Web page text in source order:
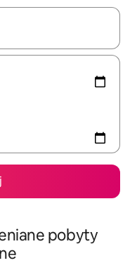
poruszać się po nich za
pobyty